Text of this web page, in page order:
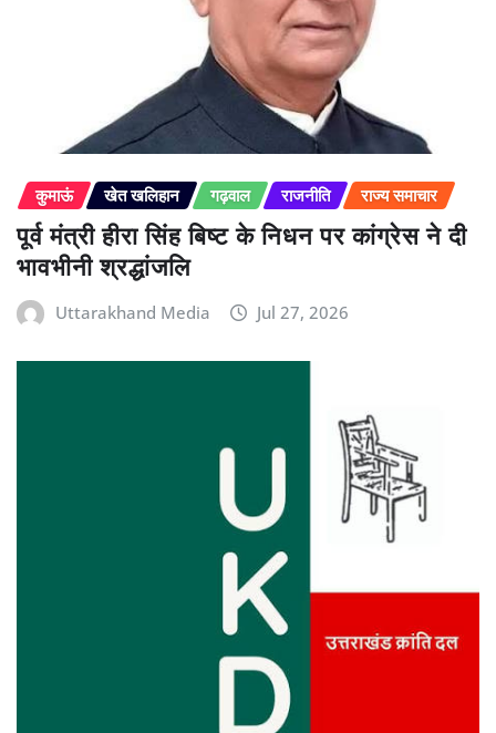
कुमाऊं खेत खलिहान गढ़वाल राजनीति राज्य समाचार
पूर्व मंत्री हीरा सिंह बिष्ट के निधन पर कांग्रेस ने दी
भावभीनी श्रद्धांजलि
Uttarakhand Media Jul 27, 2026